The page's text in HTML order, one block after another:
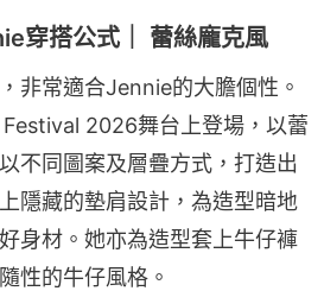
穿搭公式｜ 蕾絲龐克風
非常適合Jennie的大膽個性。
2026舞台上登場，以蕾
不同圖案及層疊方式，打造出
隱藏的墊肩設計，為造型暗地
身材。她亦為造型套上牛仔褲
性的牛仔風格。